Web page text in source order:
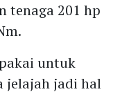
tenaga 201 hp
untuk
jelajah jadi hal